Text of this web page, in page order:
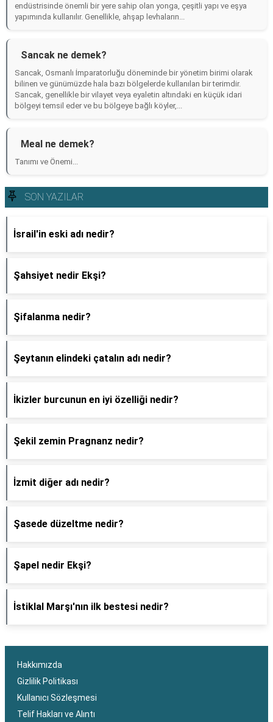
endüstrisinde önemli bir yere sahip olan yonga, çeşitli yapı ve eşya
yapımında kullanılır. Genellikle, ahşap levhaların...
Sancak ne demek?
Sancak, Osmanlı İmparatorluğu döneminde bir yönetim birimi olarak
bilinen ve günümüzde hala bazı bölgelerde kullanılan bir terimdir.
Sancak, genellikle bir vilayet veya eyaletin altındaki en küçük idari
bölgeyi temsil eder ve bu bölgeye bağlı köyler,...
Meal ne demek?
Tanımı ve Önemi...
SON YAZILAR
İsrail'in eski adı nedir?
Şahsiyet nedir Ekşi?
Şifalanma nedir?
Şeytanın elindeki çatalın adı nedir?
İkizler burcunun en iyi özelliği nedir?
Şekil zemin Pragnanz nedir?
İzmit diğer adı nedir?
Şasede düzeltme nedir?
Şapel nedir Ekşi?
İstiklal Marşı'nın ilk bestesi nedir?
Hakkımızda
Gizlilik Politikası
Kullanıcı Sözleşmesi
Telif Hakları ve Alıntı